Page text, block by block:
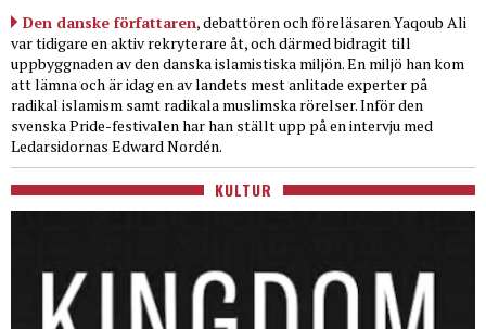
Den danske författaren, debattören och föreläsaren Yaqoub Ali
var tidigare en aktiv rekryterare åt, och därmed bidragit till
uppbyggnaden av den danska islamistiska miljön. En miljö han kom
att lämna och är idag en av landets mest anlitade experter på
radikal islamism samt radikala muslimska rörelser. Inför den
svenska Pride-festivalen har han ställt upp på en intervju med
Ledarsidornas Edward Nordén.
KULTUR